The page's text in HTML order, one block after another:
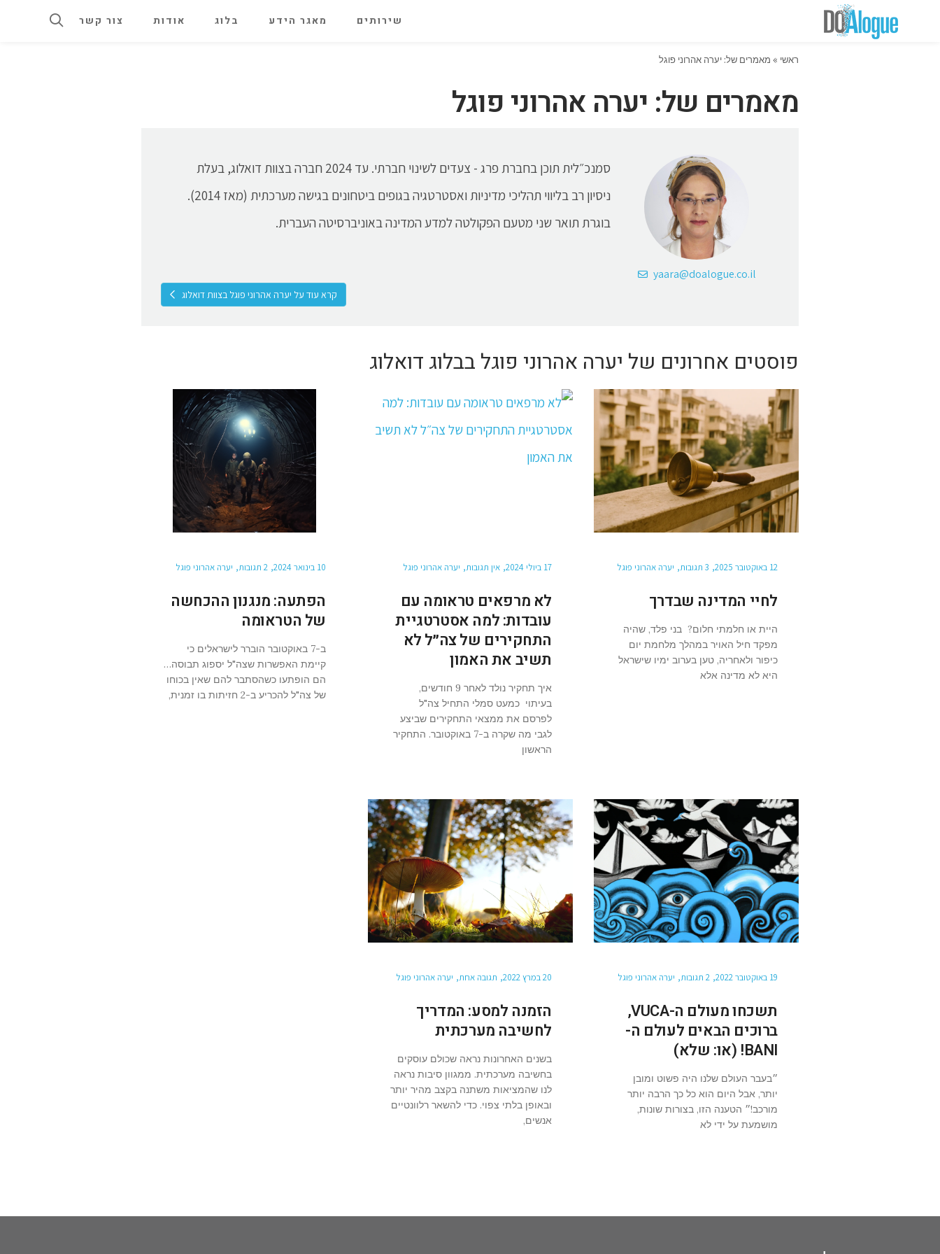
שירותים מאגר הידע בלוג אודות צור קשר
ראשי » מאמרים של: יערה אהרוני פוגל
מאמרים של: יערה אהרוני פוגל
yaara@doalogue.co.il
סמנכ״לית תוכן בחברת פרג - צעדים לשינוי חברתי. עד 2024 חברה בצוות דואלוג, בעלת
ניסיון רב בליווי תהליכי מדיניות ואסטרטגיה בגופים ביטחונים בגישה מערכתית (מאז 2014).
בוגרת תואר שני מטעם הפקולטה למדע המדינה באוניברסיטה העברית.
קרא עוד על יערה אהרוני פוגל בצוות דואלוג
פוסטים אחרונים של יערה אהרוני פוגל בבלוג דואלוג
12 באוקטובר 2025 3 תגובות יערה אהרוני פוגל
לחיי המדינה שבדרך
היית או חלמתי חלום? בני פלד, שהיה
מפקד חיל האויר במהלך מלחמת יום
כיפור ולאחריה, טען בערוב ימיו שישראל
היא לא מדינה אלא
17 ביולי 2024 אין תגובות יערה אהרוני פוגל
לא מרפאים טראומה עם
עובדות: למה אסטרטגיית
התחקירים של צה״ל לא
תשיב את האמון
איך תחקיר נולד לאחר 9 חודשים,
בעיתוי כמעט סמלי התחיל צה"ל
לפרסם את ממצאי התחקירים שביצע
לגבי מה שקרה ב-7 באוקטובר. התחקיר
הראשון
10 בינואר 2024 2 תגובות יערה אהרוני פוגל
הפתעה: מנגנון ההכחשה
של הטראומה
ב-7 באוקטובר הוברר לישראלים כי
קיימת האפשרות שצה"ל יספוג תבוסה…
הם הופתעו כשהסתבר להם שאין בכוחו
של צה"ל להכריע ב-2 חזיתות בו זמנית,
19 באוקטובר 2022 2 תגובות יערה אהרוני פוגל
תשכחו מעולם ה-VUCA,
ברוכים הבאים לעולם ה-
BANI! (או: שלא)
״בעבר העולם שלנו היה פשוט ומובן
יותר, אבל היום הוא כל כך הרבה יותר
מורכב!״ הטענה הזו, בצורות שונות,
מושמעת על ידי לא
20 במרץ 2022 תגובה אחת יערה אהרוני פוגל
הזמנה למסע: המדריך
לחשיבה מערכתית
בשנים האחרונות נראה שכולם עוסקים
בחשיבה מערכתית. ממגוון סיבות נראה
לנו שהמציאות משתנה בקצב מהיר יותר
ובאופן בלתי צפוי. כדי להשאר רלוונטיים
אנשים,